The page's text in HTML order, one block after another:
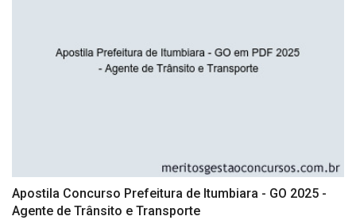
Apostila Concurso Prefeitura de Itumbiara - GO 2025 -
Agente de Trânsito e Transporte